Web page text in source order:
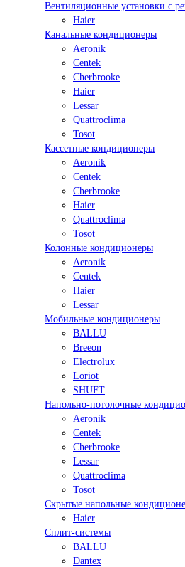
Вентиляционные установки с
Haier
Канальные кондиционеры
Aeronik
Centek
Cherbrooke
Haier
Lessar
Quattroclima
Tosot
Кассетные кондиционеры
Aeronik
Centek
Cherbrooke
Haier
Quattroclima
Tosot
Колонные кондиционеры
Aeronik
Centek
Haier
Lessar
Мобильные кондиционеры
BALLU
Breeon
Electrolux
Loriot
SHUFT
Напольно-потолочные
Aeronik
Centek
Cherbrooke
Lessar
Quattroclima
Tosot
Скрытые напольные
Haier
Сплит-системы
BALLU
Dantex